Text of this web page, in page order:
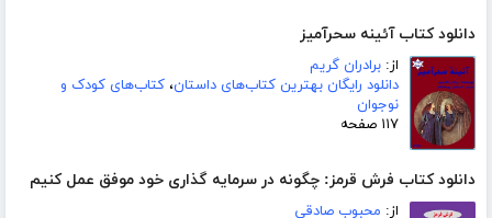
دانلود کتاب آئینه سحرآمیز
از: برادران گریم
دانلود رایگان بهترین کتاب‌های داستان، کتاب‌های کودک و
نوجوان
۱۱۷ صفحه
دانلود کتاب فرش قرمز: چگونه در سرمایه گذاری خود موفق عمل کنیم
از: محبوب صادقی